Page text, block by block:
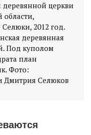
церкви
области,
2012 год.
деревянная
Под куполом
план
Фото: